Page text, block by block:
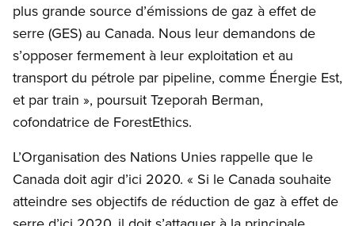
plus grande source d’émissions de gaz à effet de
serre (GES) au Canada. Nous leur demandons de
s’opposer fermement à leur exploitation et au
transport du pétrole par pipeline, comme Énergie Est,
et par train », poursuit Tzeporah Berman,
cofondatrice de ForestEthics.
L’Organisation des Nations Unies rappelle que le
Canada doit agir d’ici 2020. « Si le Canada souhaite
atteindre ses objectifs de réduction de gaz à effet de